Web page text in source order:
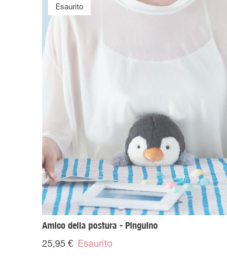
Esaurito
Esaurito
Amico della postura - Pinguino
25,95 € Esaurito